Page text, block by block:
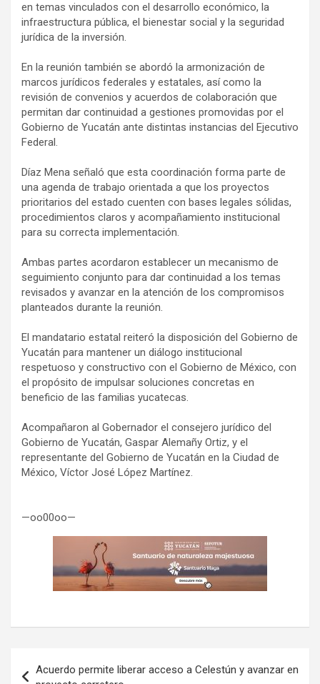
en temas vinculados con el desarrollo económico, la
infraestructura pública, el bienestar social y la seguridad
jurídica de la inversión.
En la reunión también se abordó la armonización de
marcos jurídicos federales y estatales, así como la
revisión de convenios y acuerdos de colaboración que
permitan dar continuidad a gestiones promovidas por el
Gobierno de Yucatán ante distintas instancias del Ejecutivo
Federal.
Díaz Mena señaló que esta coordinación forma parte de
una agenda de trabajo orientada a que los proyectos
prioritarios del estado cuenten con bases legales sólidas,
procedimientos claros y acompañamiento institucional
para su correcta implementación.
Ambas partes acordaron establecer un mecanismo de
seguimiento conjunto para dar continuidad a los temas
revisados y avanzar en la atención de los compromisos
planteados durante la reunión.
El mandatario estatal reiteró la disposición del Gobierno de
Yucatán para mantener un diálogo institucional
respetuoso y constructivo con el Gobierno de México, con
el propósito de impulsar soluciones concretas en
beneficio de las familias yucatecas.
Acompañaron al Gobernador el consejero jurídico del
Gobierno de Yucatán, Gaspar Alemañy Ortiz, y el
representante del Gobierno de Yucatán en la Ciudad de
México, Víctor José López Martínez.
—oo00oo—
Acuerdo permite liberar acceso a Celestún y avanzar en